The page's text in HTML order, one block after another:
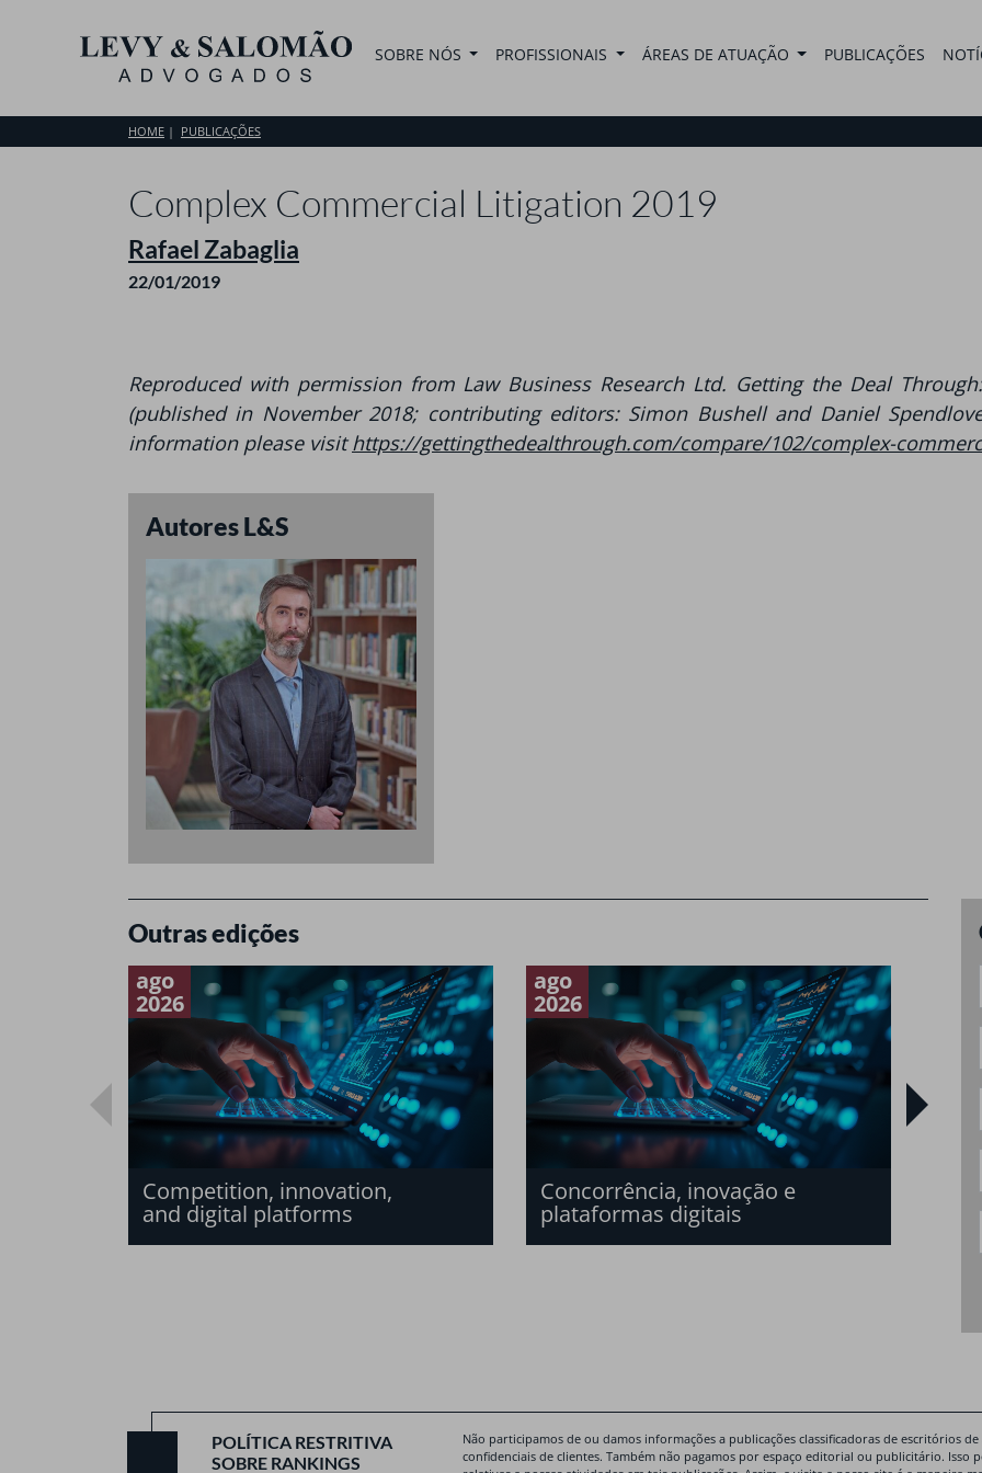
SOBRE NÓS PROFISSIONAIS ÁREAS DE ATUAÇÃO PUBLICAÇÕES
HOME PUBLICAÇÕES
Complex Commercial Litigation 2019
Rafael Zabaglia
22/01/2019
Reproduced with permission from Law Business Research Ltd. Getting the Deal
(published in November 2018; contributing editors: Simon Bushell and Daniel
information please visithttps://gettingthedealthrough.com/compare/102/complex-
Autores L&S
Outras edições
ago
2026
Competition, innovation,
and digital platforms
ago
2026
Concorrência, inovação e
plataformas digitais
O
POLÍTICA RESTRITIVA
SOBRE RANKINGS
Não participamos de ou damos informações a publicações classificadoras de escritórios
confidenciais de clientes. Também não pagamos por espaço editorial ou publicitário. Isso